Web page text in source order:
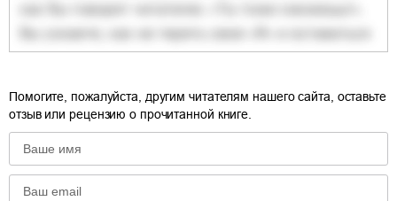
Помогите, пожалуйста, другим читателям нашего сайта, оставьте
отзыв или рецензию о прочитанной книге.